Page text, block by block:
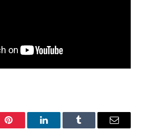
Pinterest LinkedInTumblr Email